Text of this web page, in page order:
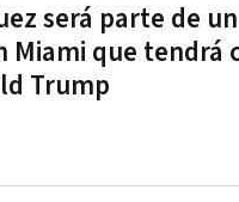
será parte de
Miami que tendrá
Trump